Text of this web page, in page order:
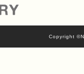
Copyright